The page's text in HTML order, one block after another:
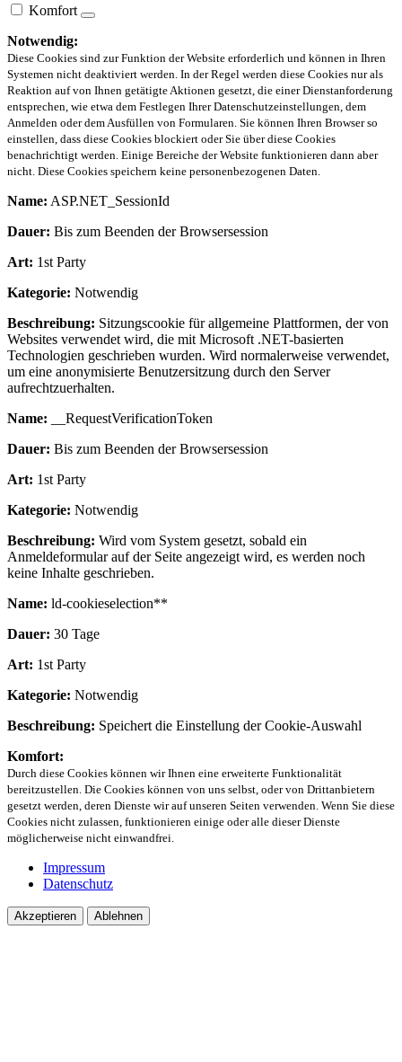
Komfort
Notwendig:
Diese Cookies sind zur Funktion der Website erforderlich und können in Ihren
Systemen nicht deaktiviert werden. In der Regel werden diese Cookies nur als
Reaktion auf von Ihnen getätigte Aktionen gesetzt, die einer Dienstanforderung
entsprechen, wie etwa dem Festlegen Ihrer Datenschutzeinstellungen, dem
Anmelden oder dem Ausfüllen von Formularen. Sie können Ihren Browser so
einstellen, dass diese Cookies blockiert oder Sie über diese Cookies
benachrichtigt werden. Einige Bereiche der Website funktionieren dann aber
nicht. Diese Cookies speichern keine personenbezogenen Daten.
Name: ASP.NET_SessionId
Dauer: Bis zum Beenden der Browsersession
Art: 1st Party
Kategorie: Notwendig
Beschreibung: Sitzungscookie für allgemeine Plattformen, der von
Websites verwendet wird, die mit Microsoft .NET-basierten
Technologien geschrieben wurden. Wird normalerweise verwendet,
um eine anonymisierte Benutzersitzung durch den Server
aufrechtzuerhalten.
Name: __RequestVerificationToken
Dauer: Bis zum Beenden der Browsersession
Art: 1st Party
Kategorie: Notwendig
Beschreibung: Wird vom System gesetzt, sobald ein
Anmeldeformular auf der Seite angezeigt wird, es werden noch
keine Inhalte geschrieben.
Name: ld-cookieselection**
Dauer: 30 Tage
Art: 1st Party
Kategorie: Notwendig
Beschreibung: Speichert die Einstellung der Cookie-Auswahl
Komfort:
Durch diese Cookies können wir Ihnen eine erweiterte Funktionalität
bereitzustellen. Die Cookies können von uns selbst, oder von Drittanbietern
gesetzt werden, deren Dienste wir auf unseren Seiten verwenden. Wenn Sie diese
Cookies nicht zulassen, funktionieren einige oder alle dieser Dienste
möglicherweise nicht einwandfrei.
Impressum
Datenschutz
Akzeptieren Ablehnen